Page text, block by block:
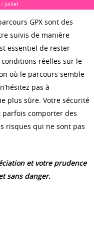
/ Juillet
GPX sont des
suivis de manière
essentiel de rester
réelles sur le
où le parcours semble
pas à
plus sûre. Votre sécurité
comporter des
risques qui ne sont pas
et votre prudence
sans danger.